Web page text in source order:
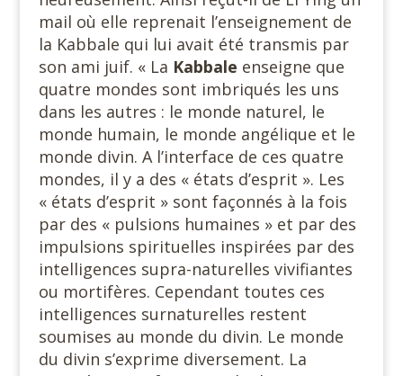
mail où elle reprenait l’enseignement de
la Kabbale qui lui avait été transmis par
son ami juif. « La Kabbale enseigne que
quatre mondes sont imbriqués les uns
dans les autres : le monde naturel, le
monde humain, le monde angélique et le
monde divin. A l’interface de ces quatre
mondes, il y a des « états d’esprit ». Les
« états d’esprit » sont façonnés à la fois
par des « pulsions humaines » et par des
impulsions spirituelles inspirées par des
intelligences supra-naturelles vivifiantes
ou mortifères. Cependant toutes ces
intelligences surnaturelles restent
soumises au monde du divin. Le monde
du divin s’exprime diversement. La